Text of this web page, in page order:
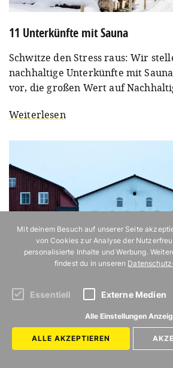
11 Unterkünfte mit Sauna
Schwitze den Stress raus: Wir
nachhaltige Unterkünfte mit
vor, die großen Wert auf
Weiterlesen
Mit deinem Besuch auf unserer Seite
von Cookies zur Analyse der
personalisierte Inhalte und Werbung.
findest du in unseren
Essentiell Externe Medien
Alle Einstellungen
ALLE AKZEPTIEREN